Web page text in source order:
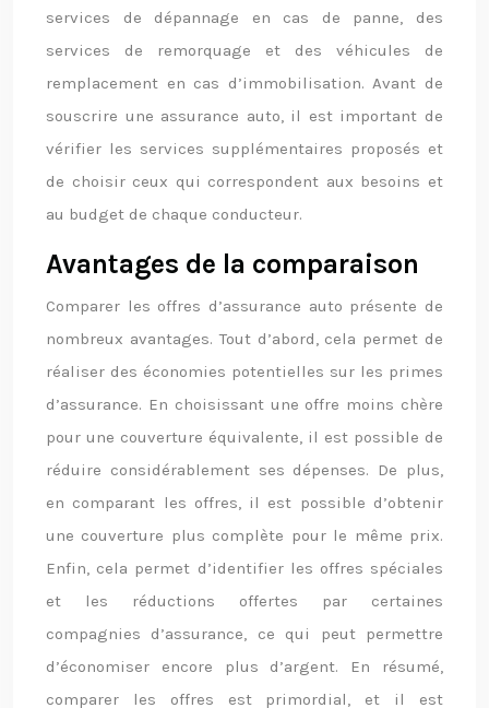
services de dépannage en cas de panne, des
services de remorquage et des véhicules de
remplacement en cas d’immobilisation. Avant de
souscrire une assurance auto, il est important de
vérifier les services supplémentaires proposés et
de choisir ceux qui correspondent aux besoins et
au budget de chaque conducteur.
Avantages de la comparaison
Comparer les offres d’assurance auto présente de
nombreux avantages. Tout d’abord, cela permet de
réaliser des économies potentielles sur les primes
d’assurance. En choisissant une offre moins chère
pour une couverture équivalente, il est possible de
réduire considérablement ses dépenses. De plus,
en comparant les offres, il est possible d’obtenir
une couverture plus complète pour le même prix.
Enfin, cela permet d’identifier les offres spéciales
et les réductions offertes par certaines
compagnies d’assurance, ce qui peut permettre
d’économiser encore plus d’argent. En résumé,
comparer les offres est primordial, et il est